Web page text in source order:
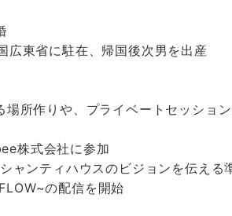
東省に駐在、帰国後次男を出産
所作りや、プライベートセッショ
株式会社に参加
ンティハウスのビジョンを伝える
の配信を開始